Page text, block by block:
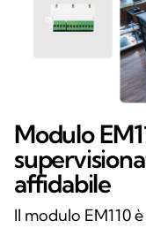
Modulo
affidabile
Il modulo EM110